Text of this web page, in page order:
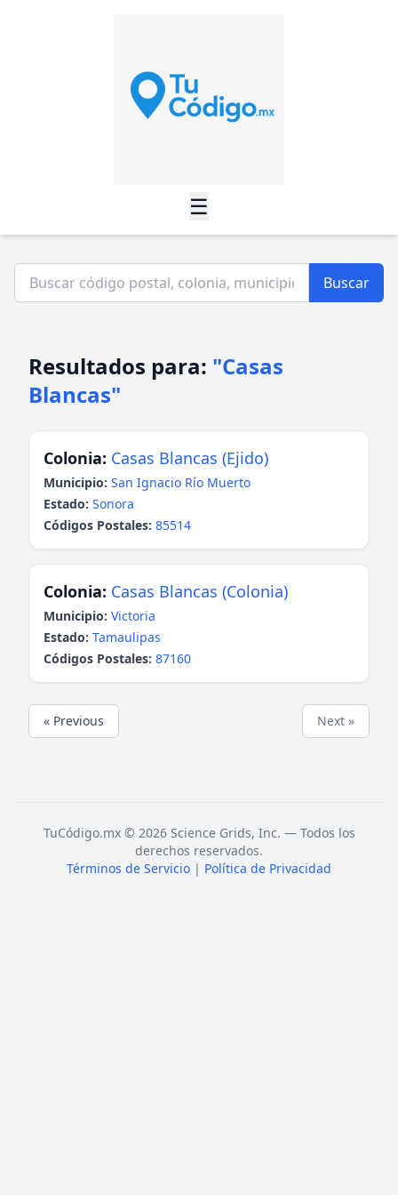
☰
Buscar
Resultados para: "Casas
Blancas"
Colonia: Casas Blancas (Ejido)
Municipio: San Ignacio Río Muerto
Estado: Sonora
Códigos Postales: 85514
Colonia: Casas Blancas (Colonia)
Municipio: Victoria
Estado: Tamaulipas
Códigos Postales: 87160
« Previous Next »
TuCódigo.mx © 2026 Science Grids, Inc. — Todos los
derechos reservados.
Términos de Servicio | Política de Privacidad